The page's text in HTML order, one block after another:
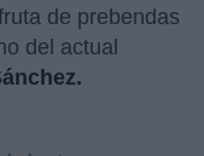
de prebendas
del actual